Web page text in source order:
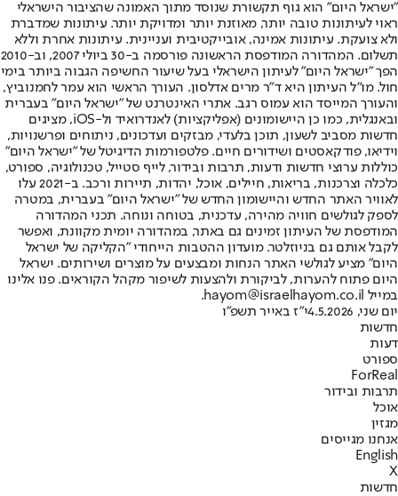
"ישראל היום" הוא גוף תקשורת שנוסד מתוך האמונה שהציבור הישראלי
ראוי לעיתונות טובה יותר, מאוזנת יותר ומדויקת יותר. עיתונות שמדברת
ולא צועקת. עיתונות אמינה, אובייקטיבית ועניינית. עיתונות אחרת וללא
תשלום. המהדורה המודפסת הראשונה פורסמה ב-30 ביולי 2007, וב-2010
הפך "ישראל היום" לעיתון הישראלי בעל שיעור החשיפה הגבוה ביותר בימי
חול. מו"ל העיתון היא ד"ר מרים אדלסון. העורך הראשי הוא עמר לחמנוביץ,
והעורך המייסד הוא עמוס רגב. אתרי האינטרנט של "ישראל היום" בעברית
ובאנגלית, כמו כן היישומונים (אפליקציות) לאנדרואיד ול-iOS, מציגים
חדשות מסביב לשעון, תוכן בלעדי, מבזקים ועדכונים, ניתוחים ופרשנויות,
וידיאו, פודקאסטים ושידורים חיים. פלטפורמות הדיגיטל של "ישראל היום"
כוללות ערוצי חדשות ודעות, תרבות ובידור, לייף סטייל, טכנולוגיה, ספורט,
כלכלה וצרכנות, בריאות, חיילים, אוכל, יהדות, תיירות ורכב. ב-2021 עלו
לאוויר האתר החדש והיישומון החדש של "ישראל היום" בעברית, במטרה
לספק לגולשים חוויה מהירה, עדכנית, בטוחה ונוחה. תכני המהדורה
המודפסת של העיתון זמינים גם באתר, במהדורה יומית מקוונת, ואפשר
לקבל אותם גם בניוזלטר. מועדון ההטבות הייחודי "הקליקה של ישראל
היום" מציע לגולשי האתר הנחות ומבצעים על מוצרים ושירותים. ישראל
היום פתוח להערות, לביקורת ולהצעות לשיפור מקהל הקוראים. פנו אלינו
במייל hayom@israelhayom.co.il.
יום שני, 4.5.2026
י"ז באייר תשפ"ו
חדשות
דעות
ספורט
ForReal
תרבות ובידור
אוכל
מגזין
אנחנו מגייסים
English
X
חדשות